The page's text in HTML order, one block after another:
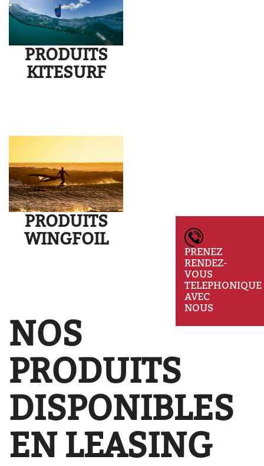
PRENEZ
RENDEZ-
VOUS
TELEPHONIQUE
AVEC
NOUS
PRODUITS
KITESURF
PRODUITS
WINGFOIL
NOS
PRODUITS
DISPONIBLES
EN LEASING